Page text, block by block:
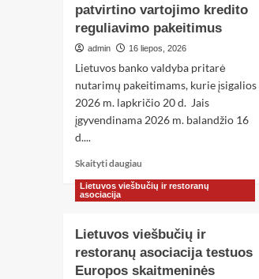
patvirtino vartojimo kredito
reguliavimo pakeitimus
admin 16 liepos, 2026
Lietuvos banko valdyba pritarė
nutarimų pakeitimams, kurie įsigalios
2026 m. lapkričio 20 d. Jais
įgyvendinama 2026 m. balandžio 16
d....
Skaityti daugiau
Lietuvos viešbučių ir restoranų
asociacija
Lietuvos viešbučių ir
restoranų asociacija testuos
Europos skaitmeninės